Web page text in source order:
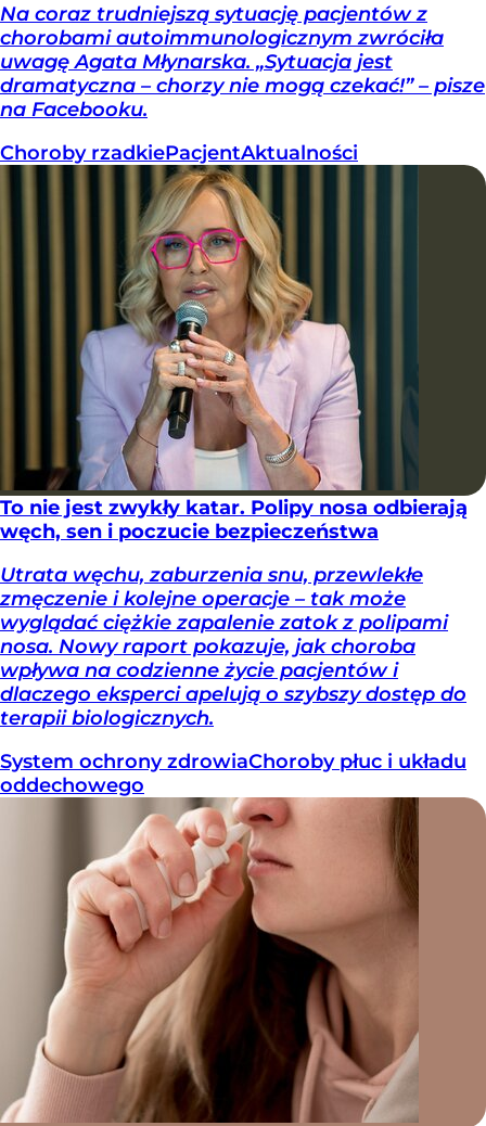
Na coraz trudniejszą sytuację pacjentów z
chorobami autoimmunologicznym zwróciła
uwagę Agata Młynarska. „Sytuacja jest
dramatyczna – chorzy nie mogą czekać!” – pisze
na Facebooku.
Choroby rzadkiePacjentAktualności
To nie jest zwykły katar. Polipy nosa odbierają
węch, sen i poczucie bezpieczeństwa
Utrata węchu, zaburzenia snu, przewlekłe
zmęczenie i kolejne operacje – tak może
wyglądać ciężkie zapalenie zatok z polipami
nosa. Nowy raport pokazuje, jak choroba
wpływa na codzienne życie pacjentów i
dlaczego eksperci apelują o szybszy dostęp do
terapii biologicznych.
System ochrony zdrowiaChoroby płuc i układu
oddechowego